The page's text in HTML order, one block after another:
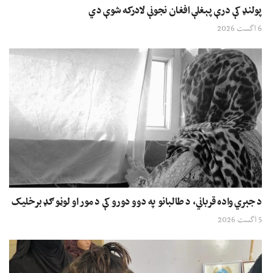
پولنډ کې درې پېغلې افغان نجونې لادرکه شوې دي
6 اگست 2026
د جبري واده قرباني، د طالبانو په دوو دورو کې د مور او لوڼو ګډ برخلیک
5 اگست 2026